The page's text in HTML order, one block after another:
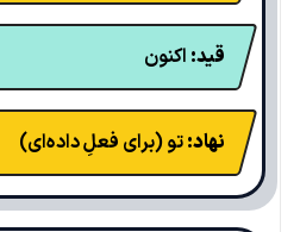
قید: اکنون
نهاد:تو (برای فعلِ داده‌ای)